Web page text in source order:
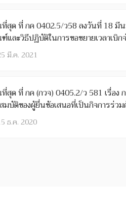
สุด ที่ กค 0402.5/ว58 ลงวันที่ 18 มี
และวิธีปฏิบัติในการขอขยายเวลาเบิ
มี.ค. 2021
สุด ที่ กค (กวจ) 0405.2/ว 581 เรื่อง
บัติของผู้ยื่นข้อเสนอที่เป็นกิจการร่วม
ธ.ค. 2020